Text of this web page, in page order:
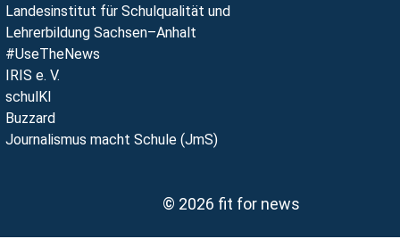
Landesinstitut für Schulqualität und
Lehrerbildung Sachsen–Anhalt
#UseTheNews
IRIS e. V.
schulKI
Buzzard
Journalismus macht Schule (JmS)
© 2026 fit for news